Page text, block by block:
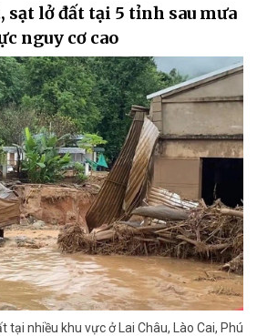
sạt lở đất tại 5 tỉnh sau mưa
nguy cơ cao
tại nhiều khu vực ở Lai Châu, Lào Cai, Phú